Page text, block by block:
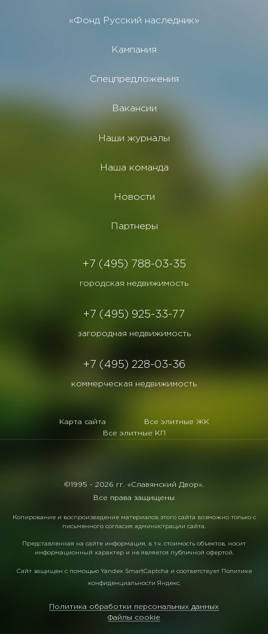
«Фонд Русский наследник»
Кампания
Спецпредложения
Вакансии
Наши журналы
Наша команда
Новости
Партнеры
+7 (495) 788-03-35
городская недвижимость
+7 (495) 925-33-77
загородная недвижимость
+7 (495) 228-03-36
коммерческая недвижимость
Карта сайта
Все элитные ЖК
Все элитные КП
©1995 - 2026 гг. «Славянский Двор».
Все права защищены
Копирование и воспроизведение материалов этого сайта возможно только с
письменного согласия администрации сайта.
Представленная на сайте информация, в т.ч. стоимость объектов, носит
информационный характер и не является публичной офертой.
Сайт защищен с помощью Yandex SmartCaptcha и соответствует Политике
конфиденциальности Яндекс.
Политика обработки персональных данных
Файлы cookie